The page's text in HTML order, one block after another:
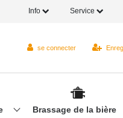
Info Service
se connecter
Brassage de la bière